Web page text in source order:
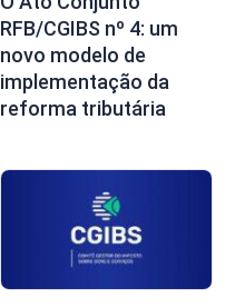
RFB/CGIBS nº 4: um
novo modelo de
implementação da
reforma tributária